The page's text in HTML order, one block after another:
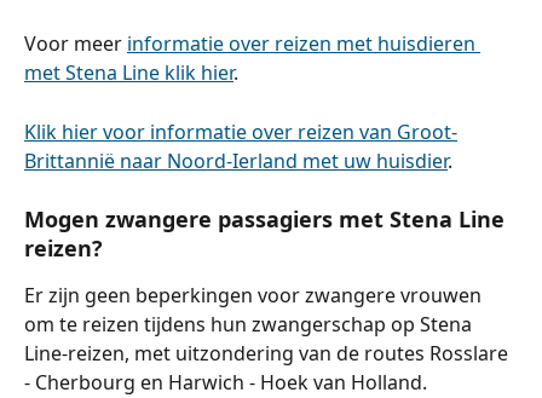
Voor meer informatie over reizen met huisdieren
met Stena Line klik hier.
Klik hier voor informatie over reizen van Groot-
Brittannië naar Noord-Ierland met uw huisdier.
Mogen zwangere passagiers met Stena Line
reizen?
Er zijn geen beperkingen voor zwangere vrouwen
om te reizen tijdens hun zwangerschap op Stena
Line-reizen, met uitzondering van de routes Rosslare
- Cherbourg en Harwich - Hoek van Holland.